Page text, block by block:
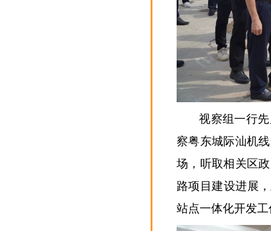
视察组一行
察粤东城际汕机
场，听取相关区
路项目建设进展
站点一体化开发